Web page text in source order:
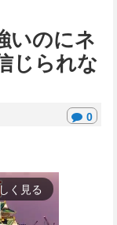
いのにネ
じられな
0
く見る